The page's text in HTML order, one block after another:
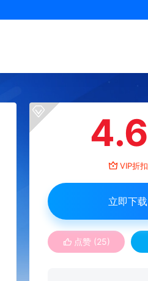
4.6
VIP折扣
立即下载
点赞 (25)